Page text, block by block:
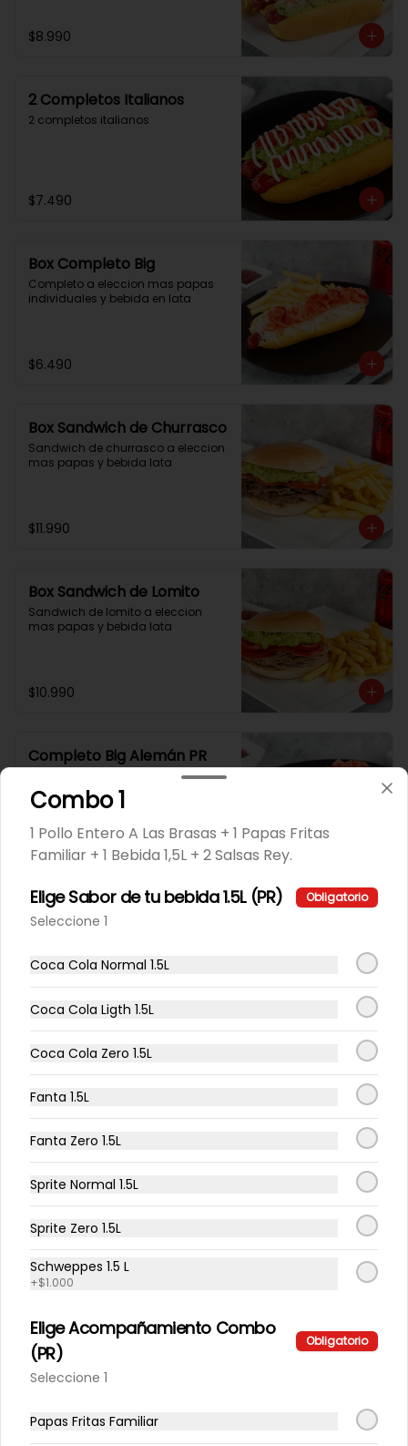
$8.990
2 Completos Italianos
2 completos italianos
$7.490
Box Completo Big
Completo a eleccion mas papas
individuales y bebida en lata
$6.490
Box Sandwich de Churrasco
Sandwich de churrasco a eleccion
mas papas y bebida lata
$11.990
Box Sandwich de Lomito
Sandwich de lomito a eleccion
mas papas y bebida lata
$10.990
Completo Big Alemán PR
Completo Vienesa Big Artesanal,
Chucrut, Tomate Y Mayo Casera.
$3.990
Completo Big Dinámico PR
Casera.
Completo 20cms, Vienesa Big
Artesanal, palta, tomate y mayo
casera
$3.990
Conócenos
Combo 1
1 Pollo Entero A Las Brasas + 1 Papas Fritas
Familiar + 1 Bebida 1,5L + 2 Salsas Rey.
Elige Sabor de tu bebida 1.5L (PR) Obligatorio
Seleccione 1
Coca Cola Normal 1.5L
Coca Cola Ligth 1.5L
Coca Cola Zero 1.5L
Fanta 1.5L
Fanta Zero 1.5L
Sprite Normal 1.5L
Sprite Zero 1.5L
Schweppes 1.5 L
+$1.000
Elige Acompañamiento Combo
(PR)
Obligatorio
Seleccione 1
Papas Fritas Familiar